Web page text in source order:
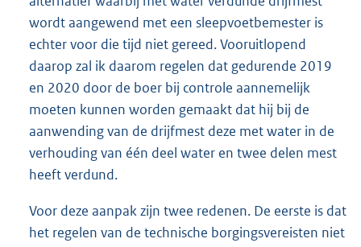
wordt aangewend met een sleepvoetbemester is
echter voor die tijd niet gereed. Vooruitlopend
daarop zal ik daarom regelen dat gedurende 2019
en 2020 door de boer bij controle aannemelijk
moeten kunnen worden gemaakt dat hij bij de
aanwending van de drijfmest deze met water in de
verhouding van één deel water en twee delen mest
heeft verdund.
Voor deze aanpak zijn twee redenen. De eerste is dat
het regelen van de technische borgingsvereisten niet